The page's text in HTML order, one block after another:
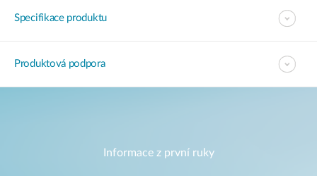
Specifikace produktu
Produktová podpora
Informace z první ruky